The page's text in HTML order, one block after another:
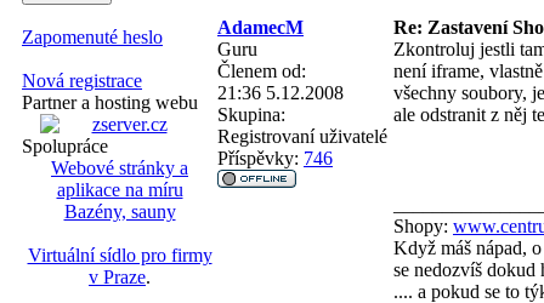
Zapomenuté heslo
Nová registrace
Partner a hosting webu
Spolupráce
Webové stránky a
aplikace na míru
Bazény, sauny
Virtuální sídlo pro firmy
v Praze.
AdamecM
Re: Zastavení
Guru
Členem od:
21:36 5.12.2008
Skupina:
Registrovaní uživatelé
Příspěvky: 746
Zkontroluj jestli
není iframe,
všechny soubory,
ale odstranit z něj
Shopy:
Když máš nápad,
se nedozvíš dokud
.... a pokud se to